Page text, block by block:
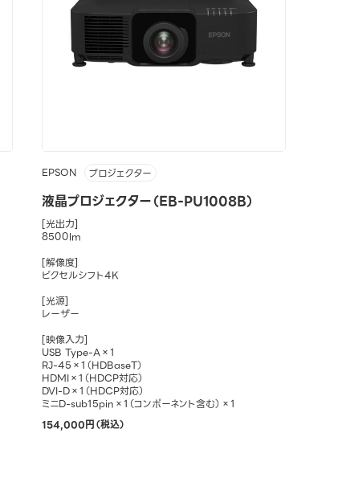
EPSON プロジェクター
液晶プロジェクター（EB-PU1008B）
[光出力]
8500lm
[解像度]
ピクセルシフト4K
[光源]
レーザー
[映像入力]
USB Type-A×1
RJ-45×1（HDBaseT）
HDMI×1（HDCP対応）
DVI-D×1（HDCP対応）
ミニD-sub15pin×1（コンポーネント含む）×1
154,000円（税込）